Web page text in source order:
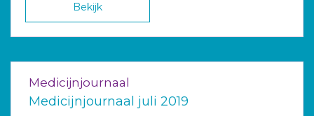
Bekijk
Medicijnjournaal
Medicijnjournaal juli 2019